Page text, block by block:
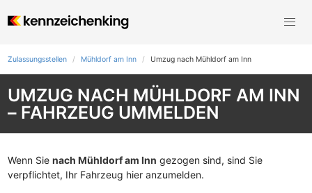
Zulassungsstellen Mühldorf am Inn Umzug nach Mühldorf am Inn
UMZUG NACH MÜHLDORF AM INN
– FAHRZEUG UMMELDEN
Wenn Sie nach Mühldorf am Inn gezogen sind, sind Sie
verpflichtet, Ihr Fahrzeug hier anzumelden.